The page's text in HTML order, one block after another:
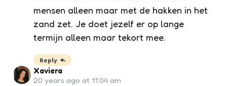
mensen alleen maar met de hakken in het
zand zet. Je doet jezelf er op lange
termijn alleen maar tekort mee.
Reply
Xaviera
20 years ago at 11:04 am